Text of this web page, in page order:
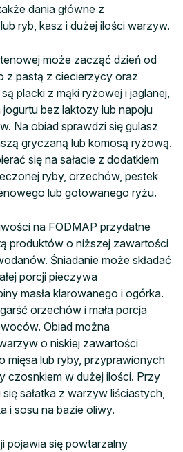
dania główne z
ryb, kasz i dużej ilości warzyw.
może zacząć dzień od
z pastą z ciecierzycy oraz
placki z mąki ryżowej i jaglanej,
bez laktozy lub napoju
Na obiad sprawdzi się gulasz
gryczaną lub komosą ryżową.
się na sałacie z dodatkiem
ryby, orzechów, pestek
lub gotowanego ryżu.
na FODMAP przydatne
produktów o niższej zawartości
Śniadanie może składać
porcji pieczywa
masła klarowanego i ogórka.
orzechów i mała porcja
Obiad można
o niskiej zawartości
mięsa lub ryby, przyprawionych
czosnkiem w dużej ilości. Przy
sałatka z warzyw liściastych,
i sosu na bazie oliwy.
pojawia się powtarzalny